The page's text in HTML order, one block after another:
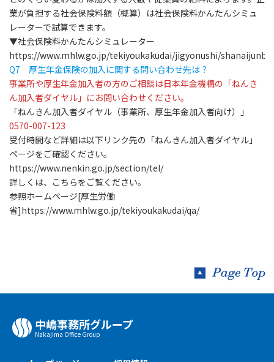
業が負担する社会保険料額（概算）は社会保険料かんたんシミュ
レーターで試算できます。
▼社会保険料かんたんシミュレーター
https://www.mhlw.go.jp/tekiyoukakudai/jigyonushi/
Q7 厚生年金保険の加入に関する問い合わせ先は？
事業所や厚生年金加入者の方のご相談は日本年金機構の「ねんき
ん加入者ダイヤル」にお問い合わせください。
「ねんきん加入者ダイヤル（事業所、厚生年金加入者向け）」
0570-007-123
受付時間など詳細は以下リンク先の「ねんきん加入者ダイヤル」
ページをご確認ください。
https://www.nenkin.go.jp/section/tel/
詳しくは、こちらをご覧ください。
参照ホームページ[厚生労働
省]https://www.mhlw.go.jp/tekiyoukakudai/qa/
中嶋事務所グループ
Nakajima Oﬃce Group